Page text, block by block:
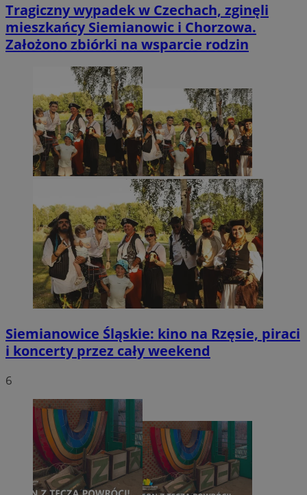
Tragiczny wypadek w Czechach, zginęli
mieszkańcy Siemianowic i Chorzowa.
Założono zbiórki na wsparcie rodzin
Siemianowice Śląskie: kino na Rzęsie, piraci
i koncerty przez cały weekend
6